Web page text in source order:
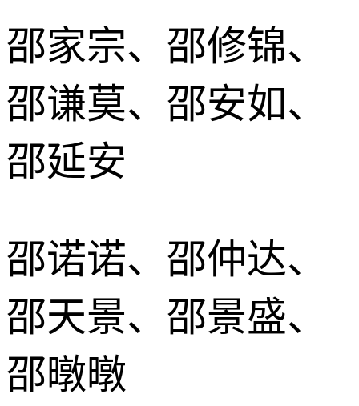
邵家宗、邵修锦、
邵谦莫、邵安如、
邵延安
邵诺诺、邵仲达、
邵天景、邵景盛、
邵暾暾